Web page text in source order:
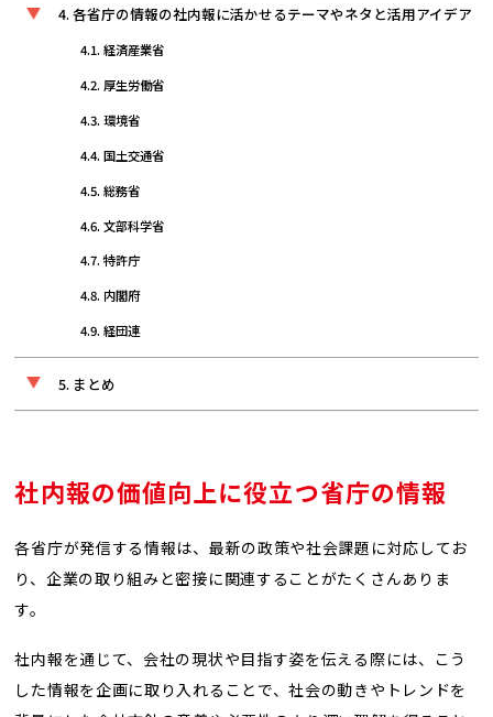
各省庁の情報の社内報に活かせるテーマやネタと活用アイデア
経済産業省
厚生労働省
環境省
国土交通省
総務省
文部科学省
特許庁
内閣府
経団連
まとめ
社内報の価値向上に役立つ省庁の情報
各省庁が発信する情報は、最新の政策や社会課題に対応してお
り、企業の取り組みと密接に関連することがたくさんありま
す。
社内報を通じて、会社の現状や目指す姿を伝える際には、こう
した情報を企画に取り入れることで、社会の動きやトレンドを